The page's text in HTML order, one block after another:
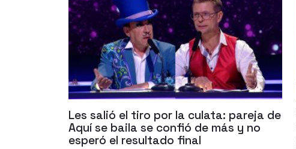
Les salió el tiro por la culata: pareja de
Aquí se baila se confió de más y no
esperó el resultado final